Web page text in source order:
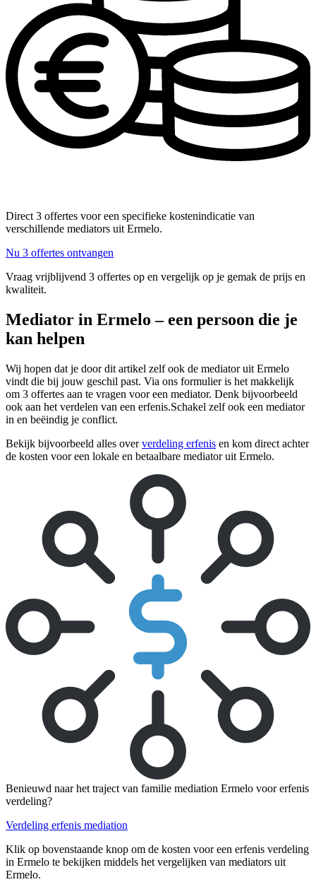
Direct 3 offertes voor een specifieke kostenindicatie van
verschillende mediators uit Ermelo.
Nu 3 offertes ontvangen
Vraag vrijblijvend 3 offertes op en vergelijk op je gemak de prijs en
kwaliteit.
Mediator in Ermelo – een persoon die je
kan helpen
Wij hopen dat je door dit artikel zelf ook de mediator uit Ermelo
vindt die bij jouw geschil past. Via ons formulier is het makkelijk
om 3 offertes aan te vragen voor een mediator. Denk bijvoorbeeld
ook aan het verdelen van een erfenis.Schakel zelf ook een mediator
in en beëindig je conflict.
Bekijk bijvoorbeeld alles oververdeling erfenis en kom direct achter
de kosten voor een lokale en betaalbare mediator uit Ermelo.
Benieuwd naar het traject van familie mediation Ermelo voor erfenis
verdeling?
Verdeling erfenis mediation
Klik op bovenstaande knop om de kosten voor een erfenis verdeling
in Ermelo te bekijken middels het vergelijken van mediators uit
Ermelo.